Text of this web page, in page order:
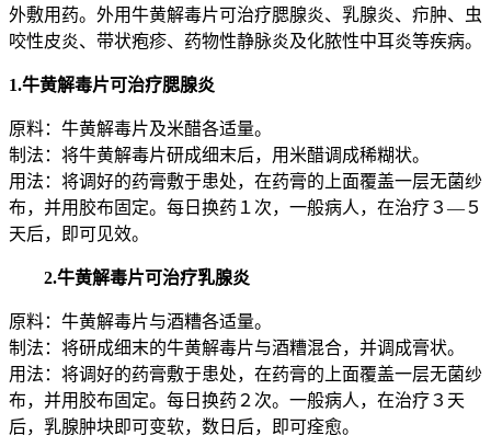
外敷用药。外用牛黄解毒片可治疗腮腺炎、乳腺炎、疖肿、虫
咬性皮炎、带状疱疹、药物性静脉炎及化脓性中耳炎等疾病。
1.牛黄解毒片可治疗腮腺炎
原料：牛黄解毒片及米醋各适量。
制法：将牛黄解毒片研成细末后，用米醋调成稀糊状。
用法：将调好的药膏敷于患处，在药膏的上面覆盖一层无菌纱
布，并用胶布固定。每日换药１次，一般病人，在治疗３—５
天后，即可见效。
2.牛黄解毒片可治疗乳腺炎
原料：牛黄解毒片与酒糟各适量。
制法：将研成细末的牛黄解毒片与酒糟混合，并调成膏状。
用法：将调好的药膏敷于患处，在药膏的上面覆盖一层无菌纱
布，并用胶布固定。每日换药２次。一般病人，在治疗３天
后，乳腺肿块即可变软，数日后，即可痊愈。